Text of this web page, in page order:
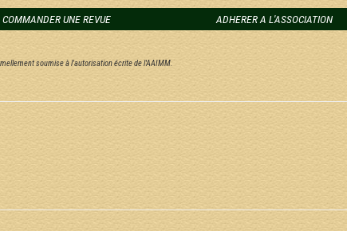
COMMANDER UNE REVUE ADHERER A L'ASSOCIATION
soumise à l'autorisation écrite de l'AAIMM.